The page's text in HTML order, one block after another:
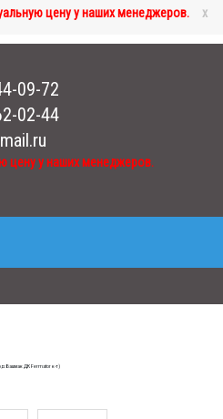
цену у наших менеджеров. x
09-72
02-44
цену у наших менеджеров.